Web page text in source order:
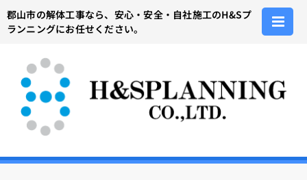
Skip
to
郡山市の解体工事なら、安心・安全・自社施工のH&Sプ
ランニングにお任せください。